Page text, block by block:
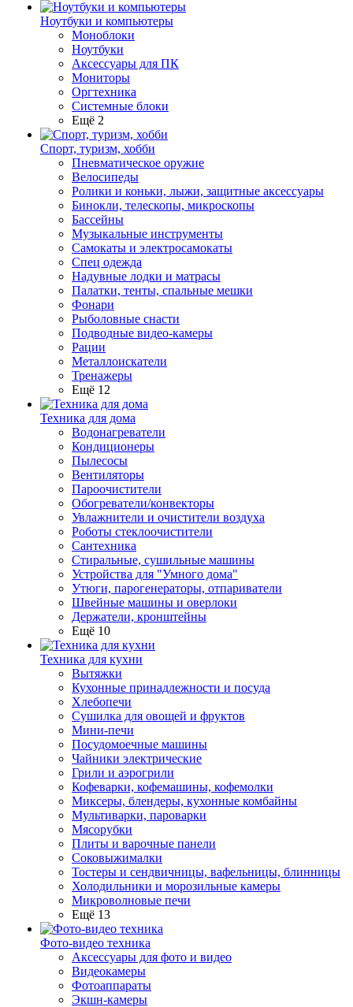
Ноутбуки и компьютеры
Моноблоки
Ноутбуки
Аксессуары для ПК
Мониторы
Оргтехника
Системные блоки
Ещё 2
Спорт, туризм, хобби
Пневматическое оружие
Велосипеды
Ролики и коньки, лыжи, защитные аксессуары
Бинокли, телескопы, микроскопы
Бассейны
Музыкальные инструменты
Самокаты и электросамокаты
Спец одежда
Надувные лодки и матрасы
Палатки, тенты, спальные мешки
Фонари
Рыболовные снасти
Подводные видео-камеры
Рации
Металлоискатели
Тренажеры
Ещё 12
Техника для дома
Водонагреватели
Кондиционеры
Пылесосы
Вентиляторы
Пароочистители
Обогреватели/конвекторы
Увлажнители и очистители воздуха
Роботы стеклоочистители
Сантехника
Стиральные, сушильные машины
Устройства для "Умного дома"
Утюги, парогенераторы, отпариватели
Швейные машины и оверлоки
Держатели, кронштейны
Ещё 10
Техника для кухни
Вытяжки
Кухонные принадлежности и посуда
Хлебопечи
Сушилка для овощей и фруктов
Мини-печи
Посудомоечные машины
Чайники электрические
Грили и аэрогрили
Кофеварки, кофемашины, кофемолки
Миксеры, блендеры, кухонные комбайны
Мультиварки, пароварки
Мясорубки
Плиты и варочные панели
Соковыжималки
Тостеры и сендвичницы, вафельницы, блинницы
Холодильники и морозильные камеры
Микроволновые печи
Ещё 13
Фото-видео техника
Аксессуары для фото и видео
Видеокамеры
Фотоаппараты
Экшн-камеры